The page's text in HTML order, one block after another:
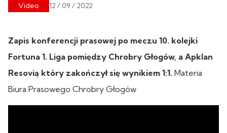
Video 12 / 09 / 2022
Zapis konferencji prasowej po meczu 10. kolejki
Fortuna 1. Liga pomiędzy Chrobry Głogów, a Apklan
Resovią który zakończył się wynikiem 1:1. Materia
Biura Prasowego Chrobry Głogów